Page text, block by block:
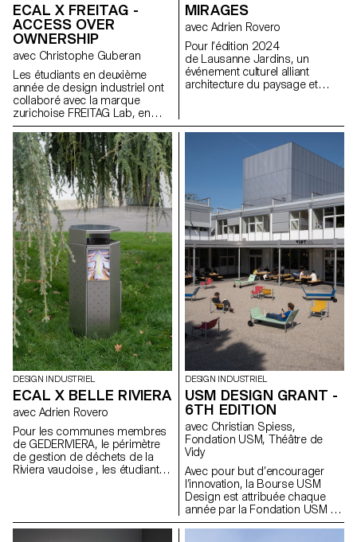
ECAL X FREITAG -
ACCESS OVER
OWNERSHIP
avec Christophe Guberan
Les étudiants en deuxième
année de design industriel ont
collaboré avec la marque
zurichoise FREITAG Lab, en
tirant parti de leur expertise en
sensibilisation
environnementale, en
surcyclage de matériaux et en
économie circulaire. En
s'appuyant sur le manifeste de
FREITAG, ils ont développé de
nouveaux produits partagés
axés sur le principe de «
access over ownership ».
MIRAGES
avec Adrien Rovero
Pour l’édition 2024
de Lausanne Jardins, un
événement culturel alliant
architecture du paysage et
installation éphémère. Le
temps d’un été, la
manifestation propose une
série d’installations éphémères
lausannois, dont certaines
préfigurent les transformations
urbanistiques et paysagères de
la ville.
DESIGN INDUSTRIEL
ECAL X BELLE RIVIERA
avec Adrien Rovero
Pour les communes membres
de GEDERIVIERA, le périmètre
de gestion de déchets de la
Riviera vaudoise , les étudiantes
DESIGN INDUSTRIEL
USM DESIGN GRANT -
6TH EDITION
avec Christian Spiess,
Fondation USM, Théâtre de
Vidy
Avec pour but d’encourager
l’innovation, la Bourse USM
Design est attribuée chaque
année par la Fondation USM à
un projet d’étudiant·e. Dans le